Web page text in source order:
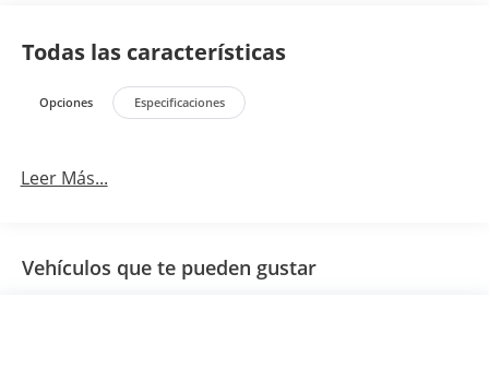
Todas las características
Opciones Especificaciones
Leer Más...
Vehículos que te pueden gustar